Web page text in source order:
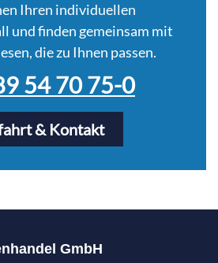
Ihren individuellen
und finden gemeinsam mit
die zu Ihnen passen.
54 70 75-0
& Kontakt
GmbH